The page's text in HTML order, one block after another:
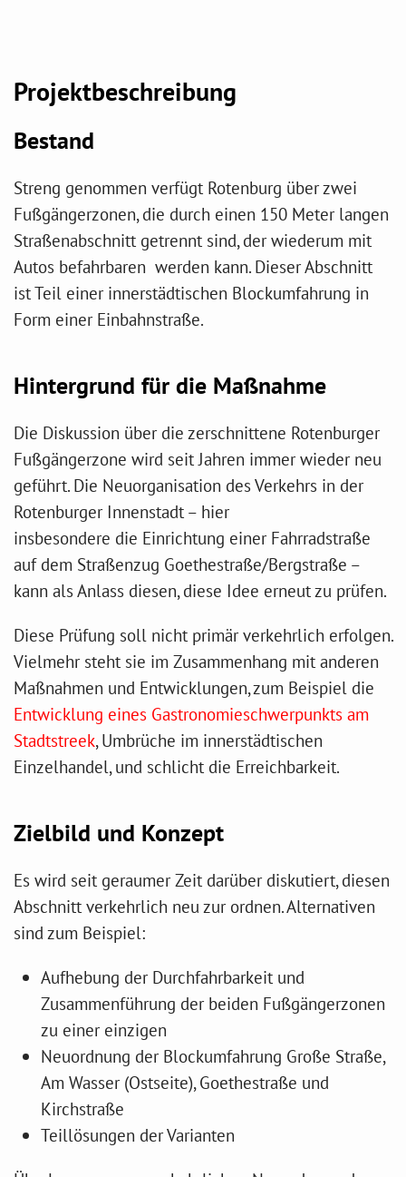
Projektbeschreibung
Bestand
Streng genommen verfügt Rotenburg über zwei
Fußgängerzonen, die durch einen 150 Meter langen
Straßenabschnitt getrennt sind, der wiederum mit
Autos befahrbaren werden kann. Dieser Abschnitt
ist Teil einer innerstädtischen Blockumfahrung in
Form einer Einbahnstraße.
Hintergrund für die Maßnahme
Die Diskussion über die zerschnittene Rotenburger
Fußgängerzone wird seit Jahren immer wieder neu
geführt. Die Neuorganisation des Verkehrs in der
Rotenburger Innenstadt – hier
insbesondere die Einrichtung einer Fahrradstraße
auf dem Straßenzug Goethestraße/Bergstraße –
kann als Anlass diesen, diese Idee erneut zu prüfen.
Diese Prüfung soll nicht primär verkehrlich erfolgen.
Vielmehr steht sie im Zusammenhang mit anderen
Maßnahmen und Entwicklungen, zum Beispiel die
Entwicklung eines Gastronomieschwerpunkts am
Stadtstreek, Umbrüche im innerstädtischen
Einzelhandel, und schlicht die Erreichbarkeit.
Zielbild und Konzept
Es wird seit geraumer Zeit darüber diskutiert, diesen
Abschnitt verkehrlich neu zur ordnen. Alternativen
sind zum Beispiel:
Aufhebung der Durchfahrbarkeit und
Zusammenführung der beiden Fußgängerzonen
zu einer einzigen
Neuordnung der Blockumfahrung Große Straße,
Am Wasser (Ostseite), Goethestraße und
Kirchstraße
Teillösungen der Varianten